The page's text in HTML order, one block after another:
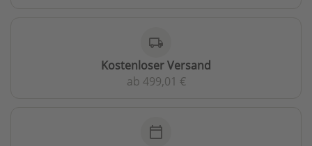
local_shipping
Kostenloser Versand
ab 499,01 €
calendar_today